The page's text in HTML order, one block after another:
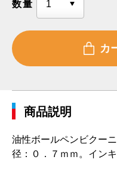
数量
商品説明
油性ボールペンビクー
径：０．７ｍｍ。インキ